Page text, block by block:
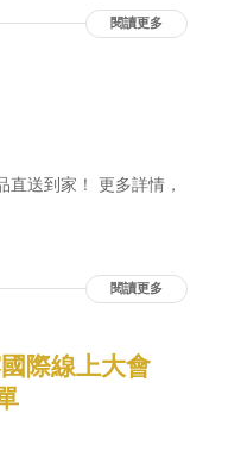
閱讀更多
直送到家！ 更多詳情，
閱讀更多
際線上大會